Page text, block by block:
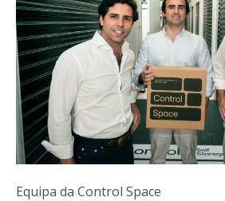
Equipa da Control Space